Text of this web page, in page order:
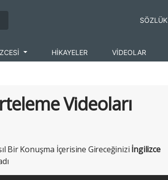
SÖZLÜK
HİKAYELER VİDEOLAR
Videoları
Bir Konuşma İçerisine Gireceğinizi İngilizce